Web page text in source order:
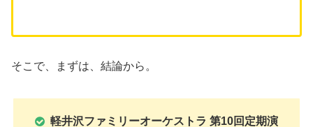
そこで、まずは、結論から。
軽井沢ファミリーオーケストラ 第10回定期演